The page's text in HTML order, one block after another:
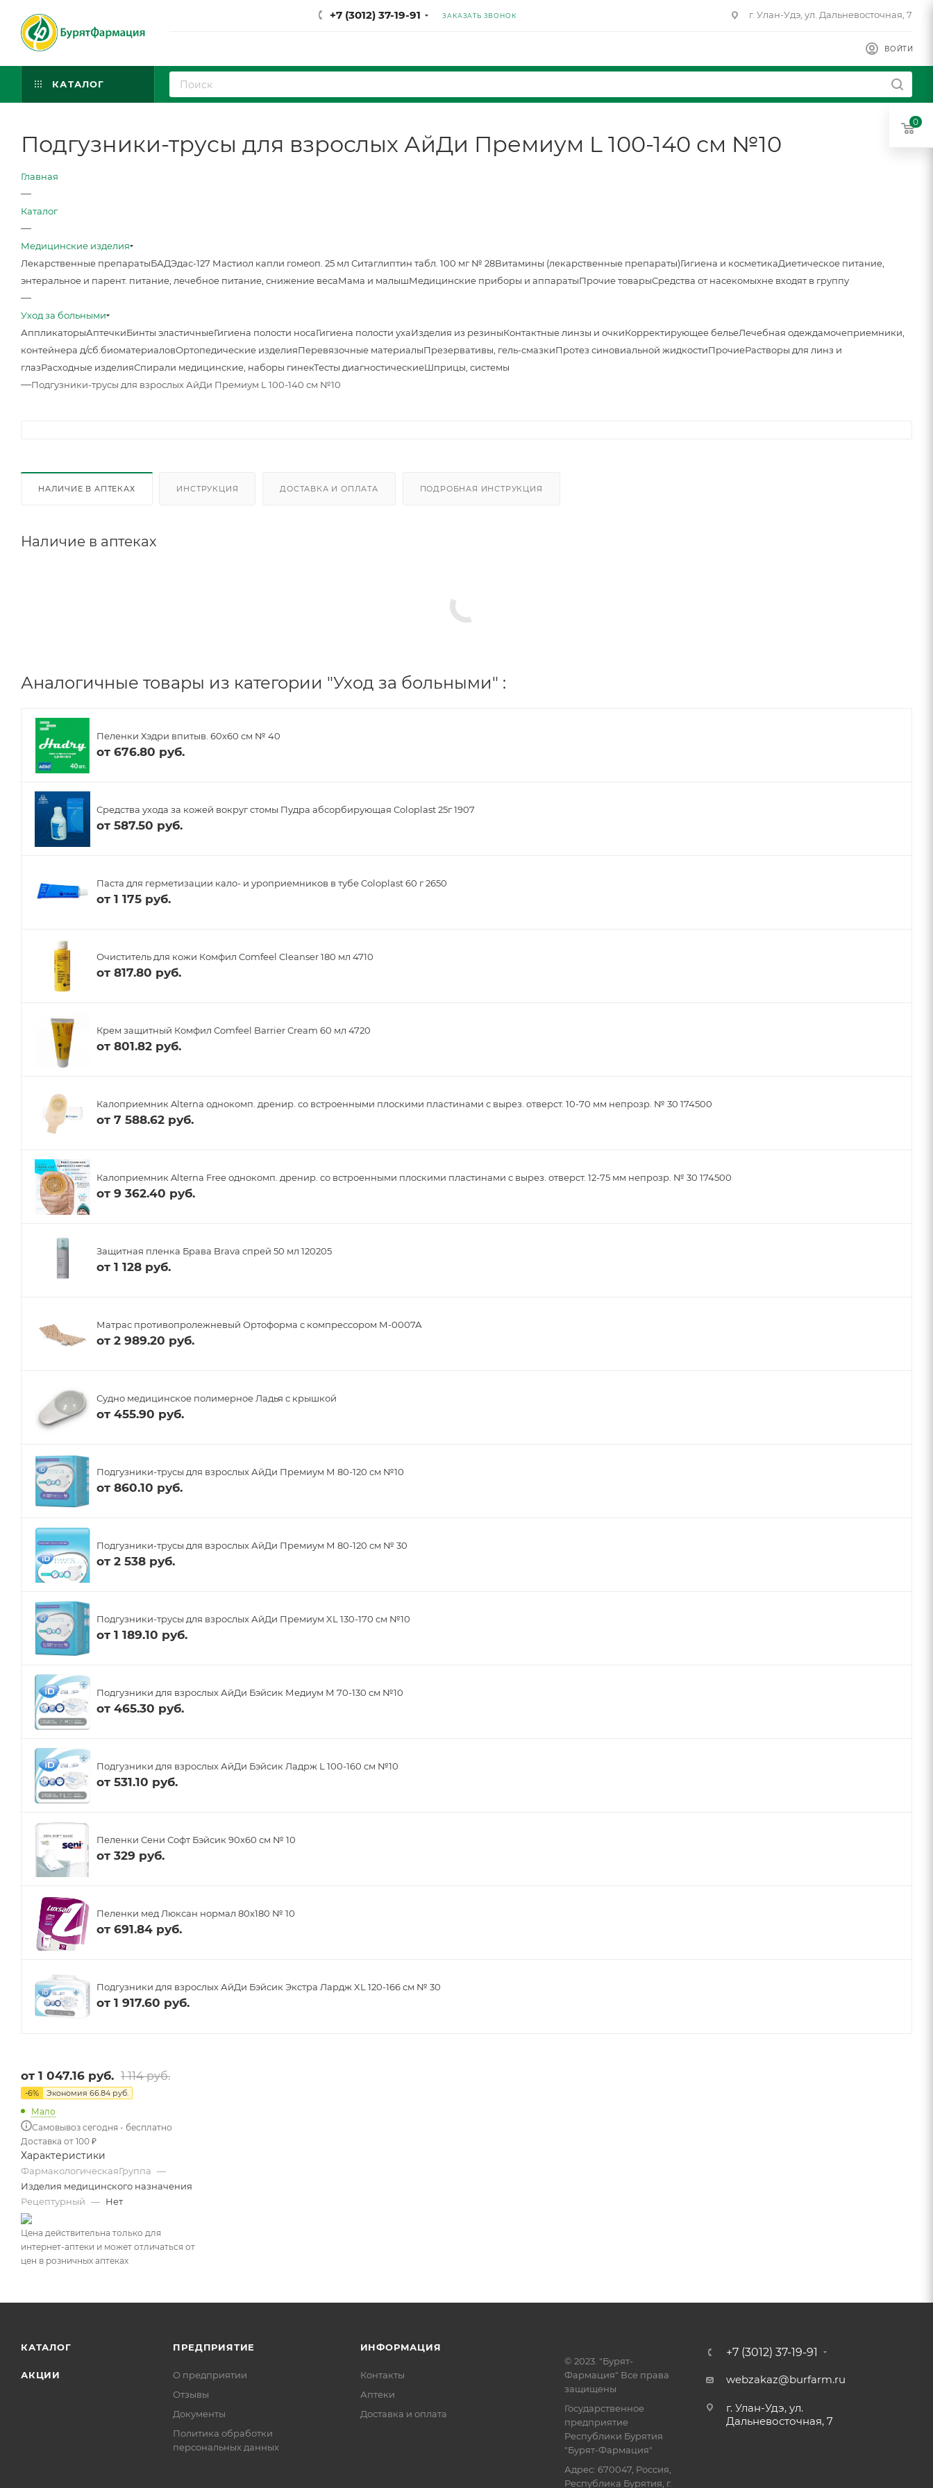
+7 (3012) 37-19-91 ЗАКАЗАТЬ ЗВОНОК г. Улан-Удэ, ул. Дальневосточная, 7
ВОЙТИ
КАТАЛОГ
Подгузники-трусы для взрослых АйДи Премиум L 100-140 см №10
Главная
—
Каталог
—
Медицинские изделия
Лекарственные препаратыБАДЭдас-127 Мастиол капли гомеоп. 25 мл Ситаглиптин табл. 100 мг № 28Витамины (лекарственные препараты)Гигиена и косметикаДиетическое питание,
энтеральное и парент. питание, лечебное питание, снижение весаМама и малышМедицинские приборы и аппаратыПрочие товарыСредства от насекомыхне входят в группу
—
Уход за больными
АппликаторыАптечкиБинты эластичныеГигиена полости носаГигиена полости ухаИзделия из резиныКонтактные линзы и очкиКорректирующее бельеЛечебная одеждамочеприемники,
контейнера д/сб.биоматериаловОртопедические изделияПеревязочные материалыПрезервативы, гель-смазкиПротез синовиальной жидкостиПрочиеРастворы для линз и
глазРасходные изделияСпирали медицинские, наборы гинекТесты диагностическиеШприцы, системы
—Подгузники-трусы для взрослых АйДи Премиум L 100-140 см №10
НАЛИЧИЕ В АПТЕКАХ ИНСТРУКЦИЯ ДОСТАВКА И ОПЛАТА ПОДРОБНАЯ ИНСТРУКЦИЯ
Наличие в аптеках
Аналогичные товары из категории "Уход за больными" :
Пеленки Хэдри впитыв. 60х60 см № 40
от 676.80 руб.
Средства ухода за кожей вокруг стомы Пудра абсорбирующая Coloplast 25г 1907
от 587.50 руб.
Паста для герметизации кало- и уроприемников в тубе Coloplast 60 г 2650
от 1 175 руб.
Очиститель для кожи Комфил Comfeel Cleanser 180 мл 4710
от 817.80 руб.
Крем защитный Комфил Comfeel Barrier Cream 60 мл 4720
от 801.82 руб.
Калоприемник Alterna однокомп. дренир. со встроенными плоскими пластинами с вырез. отверст. 10-70 мм непрозр. № 30 174500
от 7 588.62 руб.
Калоприемник Alterna Free однокомп. дренир. со встроенными плоскими пластинами с вырез. отверст. 12-75 мм непрозр. № 30 174500
от 9 362.40 руб.
Защитная пленка Брава Brava спрей 50 мл 120205
от 1 128 руб.
Матрас противопролежневый Ортоформа с компрессором М-0007А
от 2 989.20 руб.
Судно медицинское полимерное Ладья с крышкой
от 455.90 руб.
Подгузники-трусы для взрослых АйДи Премиум М 80-120 см №10
от 860.10 руб.
Подгузники-трусы для взрослых АйДи Премиум М 80-120 см № 30
от 2 538 руб.
Подгузники-трусы для взрослых АйДи Премиум XL 130-170 см №10
от 1 189.10 руб.
Подгузники для взрослых АйДи Бэйсик Медиум М 70-130 см №10
от 465.30 руб.
Подгузники для взрослых АйДи Бэйсик Ладрж L 100-160 см №10
от 531.10 руб.
Пеленки Сени Софт Бэйсик 90x60 см № 10
от 329 руб.
Пеленки мед Люксан нормал 80х180 № 10
от 691.84 руб.
Подгузники для взрослых АйДи Бэйсик Экстра Лардж XL 120-166 см № 30
от 1 917.60 руб.
от 1 047.16 руб. 1 114 руб.
-6% Экономия 66.84 руб.
Мало
Самовывоз сегодня - бесплатно
Доставка от 100 ₽
Характеристики
ФармакологическаяГруппа —
Изделия медицинского назначения
Рецептурный — Нет
Цена действительна только для
интернет-аптеки и может отличаться от
цен в розничных аптеках
КАТАЛОГ
АКЦИИ
ПРЕДПРИЯТИЕ
О предприятии
Отзывы
Документы
Политика обработки
персональных данных
ИНФОРМАЦИЯ
Контакты
Аптеки
Доставка и оплата
© 2023. "Бурят-
Фармация" Все права
защищены
Государственное
предприятие
Республики Бурятия
"Бурят-Фармация"
Адрес: 670047, Россия,
Республика Бурятия, г.
+7 (3012) 37-19-91
webzakaz@burfarm.ru
г. Улан-Удэ, ул.
Дальневосточная, 7
0